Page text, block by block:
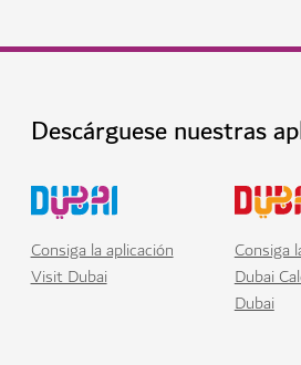
Descárguese nuestras
Consiga la aplicación
Visit Dubai
Consiga
Dubai
Dubai